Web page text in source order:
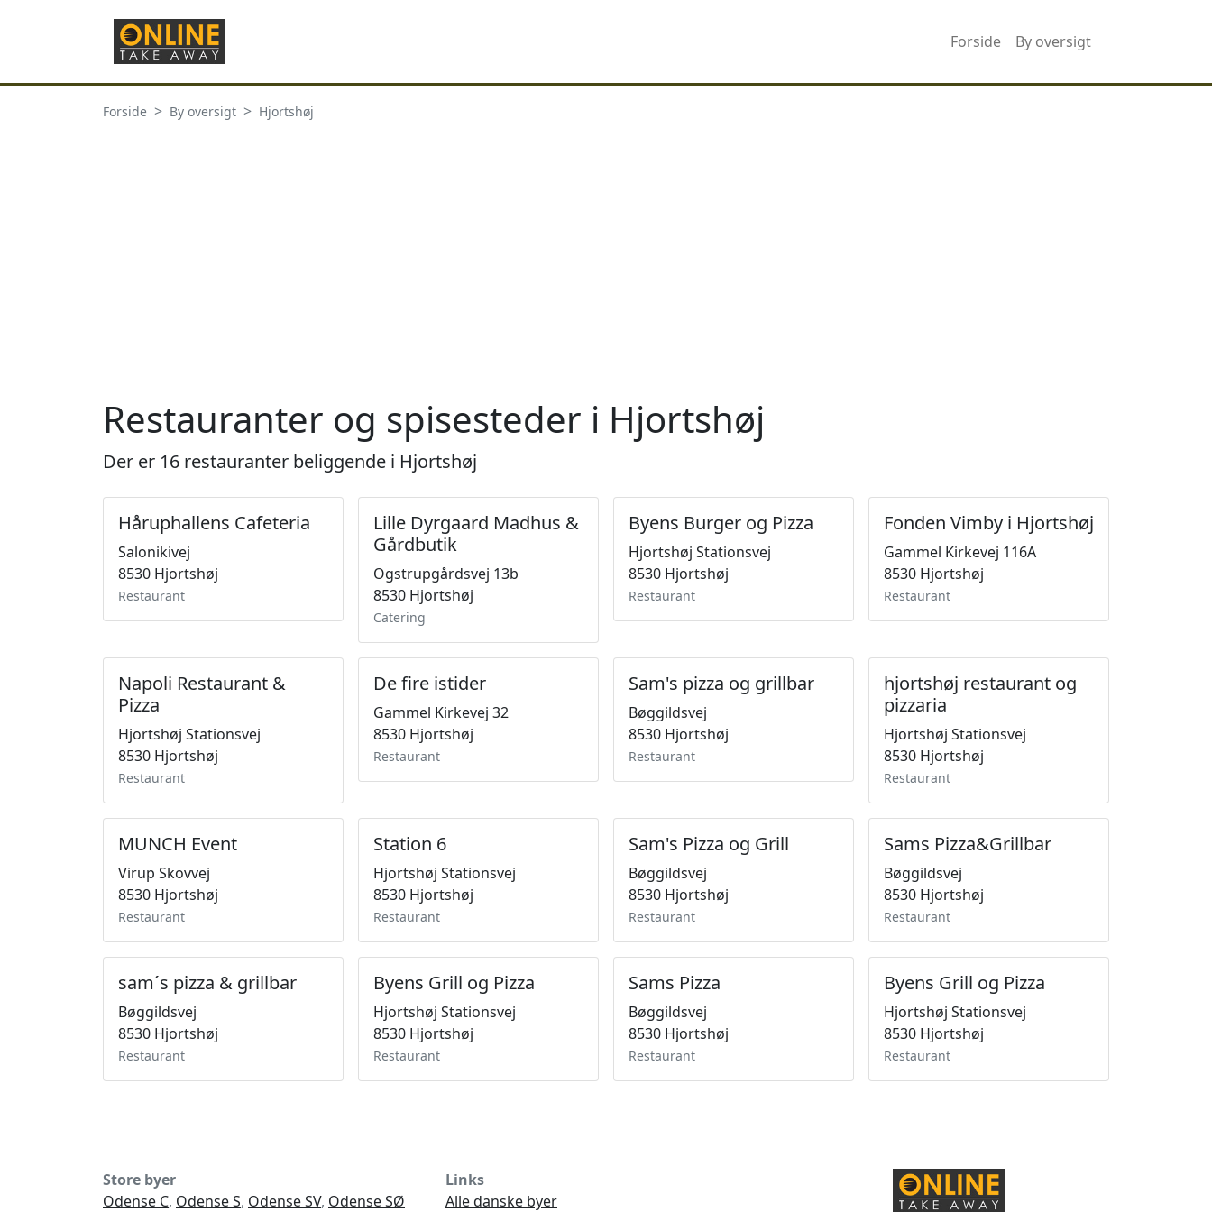
Forside By oversigt
Forside By oversigt Hjortshøj
Restauranter og spisesteder i Hjortshøj
Der er 16 restauranter beliggende i Hjortshøj
Håruphallens Cafeteria
Salonikivej
8530 Hjortshøj
Restaurant
Lille Dyrgaard Madhus &
Gårdbutik
Ogstrupgårdsvej 13b
8530 Hjortshøj
Catering
Byens Burger og Pizza
Hjortshøj Stationsvej
8530 Hjortshøj
Restaurant
Fonden Vimby i Hjortshøj
Gammel Kirkevej 116A
8530 Hjortshøj
Restaurant
Napoli Restaurant &
Pizza
Hjortshøj Stationsvej
8530 Hjortshøj
Restaurant
De fire istider
Gammel Kirkevej 32
8530 Hjortshøj
Restaurant
Sam's pizza og grillbar
Bøggildsvej
8530 Hjortshøj
Restaurant
hjortshøj restaurant og
pizzaria
Hjortshøj Stationsvej
8530 Hjortshøj
Restaurant
MUNCH Event
Virup Skovvej
8530 Hjortshøj
Restaurant
Station 6
Hjortshøj Stationsvej
8530 Hjortshøj
Restaurant
Sam's Pizza og Grill
Bøggildsvej
8530 Hjortshøj
Restaurant
Sams Pizza&Grillbar
Bøggildsvej
8530 Hjortshøj
Restaurant
sam´s pizza & grillbar
Bøggildsvej
8530 Hjortshøj
Restaurant
Byens Grill og Pizza
Hjortshøj Stationsvej
8530 Hjortshøj
Restaurant
Sams Pizza
Bøggildsvej
8530 Hjortshøj
Restaurant
Byens Grill og Pizza
Hjortshøj Stationsvej
8530 Hjortshøj
Restaurant
Store byer
Odense C, Odense S, Odense SV, Odense SØ
Links
Alle danske byer